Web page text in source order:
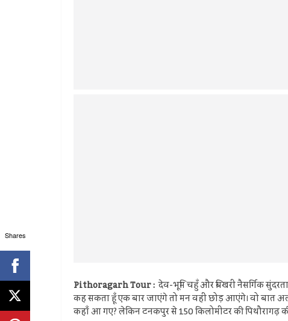
Pithoragarh Tour :देव-भूमि चहुँ और बिखरी नैसर्गिक
कह सकता हूँ एक बार जाएंगे तो मन वहीं छोड़ आएंगे। वो बात
कहाँ आ गए? लेकिन टनकपुर से 150 किलोमीटर की पिथौरागढ़
Shares